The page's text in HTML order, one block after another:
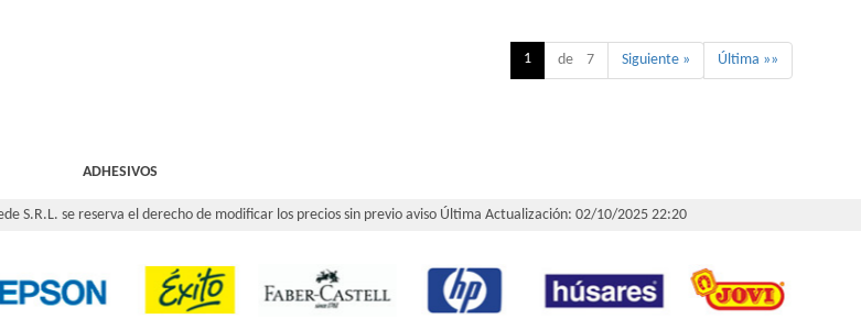
1 de 7 Siguiente » Última »»
ADHESIVOS
S.R.L. se reserva el derecho de modificar los precios sin previo aviso Última Actualización: 02/10/2025 22:20